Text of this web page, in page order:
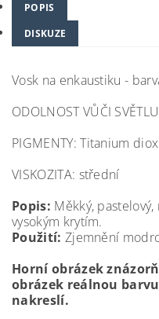
POPIS
DISKUZE
Vosk na enkaustiku -
ODOLNOST VŮČI
PIGMENTY: Titanium
VISKOZITA: střední
Popis: Měkký,
vysokým krytím.
Použití: Zjemnění
Horní obrázek
obrázek reálnou
nakreslí.